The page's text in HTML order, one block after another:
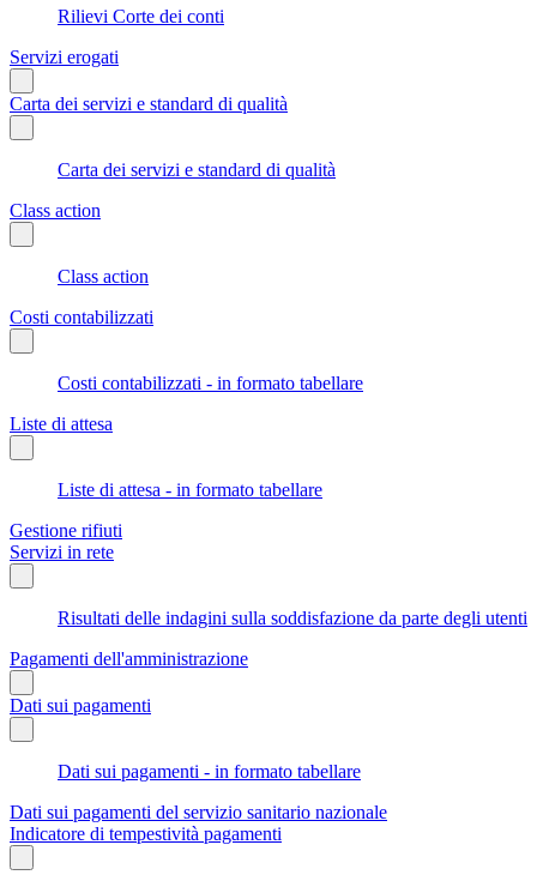
Rilievi Corte dei conti
Servizi erogati
Carta dei servizi e standard di qualità
Carta dei servizi e standard di qualità
Class action
Class action
Costi contabilizzati
Costi contabilizzati - in formato tabellare
Liste di attesa
Liste di attesa - in formato tabellare
Gestione rifiuti
Servizi in rete
Risultati delle indagini sulla soddisfazione da parte degli utenti
Pagamenti dell'amministrazione
Dati sui pagamenti
Dati sui pagamenti - in formato tabellare
Dati sui pagamenti del servizio sanitario nazionale
Indicatore di tempestività pagamenti